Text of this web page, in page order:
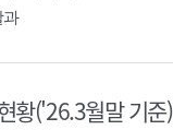
과
황('26.3월말 기준)